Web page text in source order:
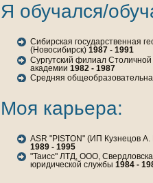
Я обучался/
Сибирская государственнaя
(Новосибирск) 1987 - 1991
Сургутский филиал
академии 1982 - 1987
Средняя
Моя карьера:
ASR "PISTON" (ИП Кузнецов
1989 - 1995
"Таисс" ЛТД, ООО,
юридическoй службы 1984 -